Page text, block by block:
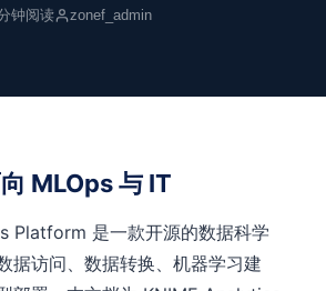
钟阅读 zonef_admin
MLOps 与 IT
Platform 是一款开源的数据科学
据访问、数据转换、机器学习建